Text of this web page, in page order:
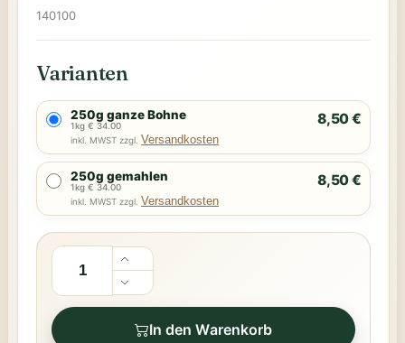
140100
Varianten
250g ganze Bohne
1kg € 34.00 8,50 €
inkl. MWST zzgl. Versandkosten
250g gemahlen
1kg € 34.00 8,50 €
inkl. MWST zzgl. Versandkosten
In den Warenkorb